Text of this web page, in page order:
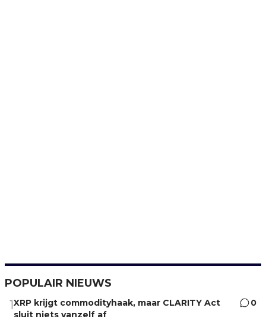
POPULAIR NIEUWS
1XRP krijgt commodityhaak, maar CLARITY Act
sluit niets vanzelf af
0